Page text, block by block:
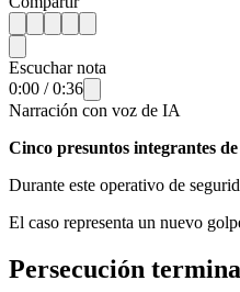
Escuchar nota
0:00 /0:36
Narración con voz de IA
Cinco presuntos integrantes
Durante este operativo de
El caso representa un nuevo
Persecución